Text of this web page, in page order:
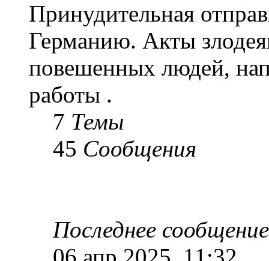
Принудительная
Германию. Акты
повешенных людей,
работы .
7 Темы
45 Сообщения
Последнее сообщение